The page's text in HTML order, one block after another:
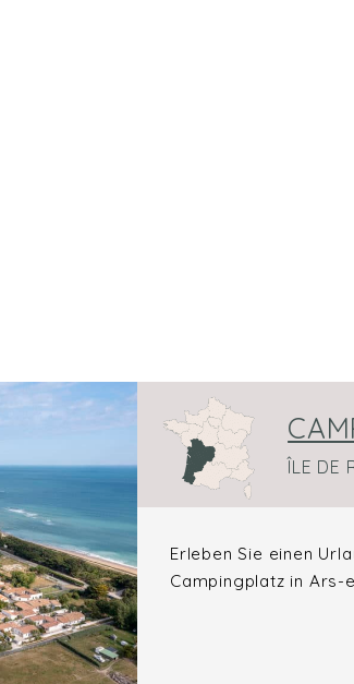
ÎLE DE
Erleben Sie einen
Campingplatz in Ars-